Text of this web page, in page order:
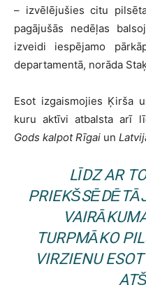
– izvēlējušies citu
pagājušās nedēļas
izveidi iespējamo
departamentā, norāda
Esot izgaismojies Ķirša
kuru aktīvi atbalsta arī
Gods kalpot Rīgai un
LĪDZ AR
TURPMĀKO
VIRZIENU